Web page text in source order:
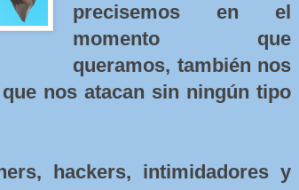
precisemos en el
momento que
queramos, también nos
nos atacan sin ningún tipo
hackers, intimidadores y